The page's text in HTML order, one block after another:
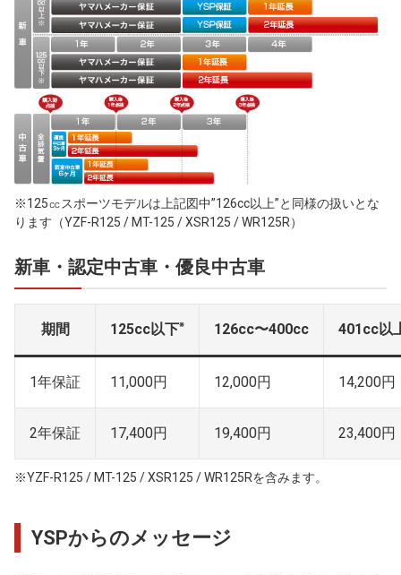
※125㏄スポーツモデルは上記図中”126cc以上”と同様の扱いとな
ります（YZF-R125 / MT-125 / XSR125 / WR125R）
新車・認定中古車・優良中古車
期間 125cc以下※ 126cc〜400cc 401cc以
1年保証 11,000円 12,000円 14,200円
2年保証 17,400円 19,400円 23,400円
※YZF-R125 / MT-125 / XSR125 / WR125Rを含みます。
YSPからのメッセージ